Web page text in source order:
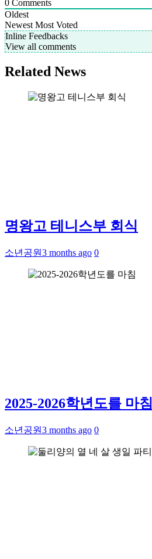
0 Comments
Oldest
Newest Most Voted
Inline Feedbacks
View all comments
Related News
명왕고 테니스부 회식
소년공원3 months ago 0
2025-2026학년도를 마침
소년공원3 months ago 0